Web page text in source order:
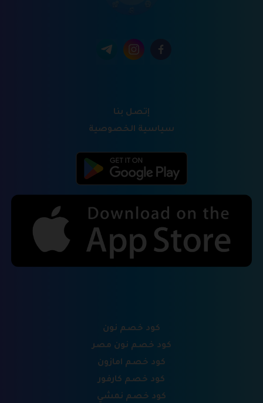
إتصل بنا
سياسية الخصوصية
كود خصم نون
كود خصم نون مصر
كود خصم امازون
كود خصم كارفور
كود خصم نمشي